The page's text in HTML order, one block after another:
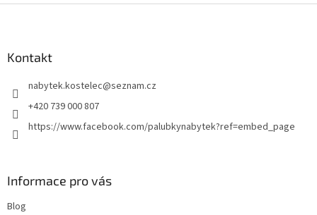
Kontakt
nabytek.kostelec@seznam.cz
+420 739 000 807
https://www.facebook.com/palubkynabytek?ref=embed_page
Informace pro vás
Blog